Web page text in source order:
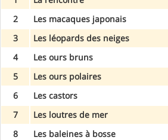
2
Les macaques japonais
3
Les léopards des neiges
4
Les ours bruns
5
Les ours polaires
6
Les castors
7
Les loutres de mer
8
Les baleines à bosse